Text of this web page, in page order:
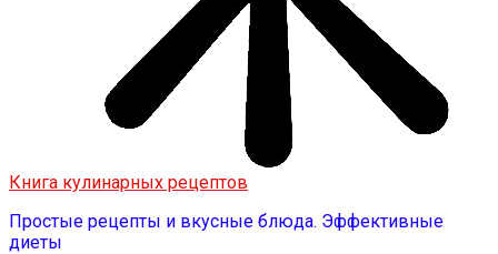
Книга кулинарных рецептов
Простые рецепты и вкусные блюда. Эффективные
диеты